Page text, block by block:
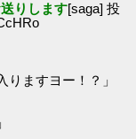
りします[saga] 投
ますヨー！？」